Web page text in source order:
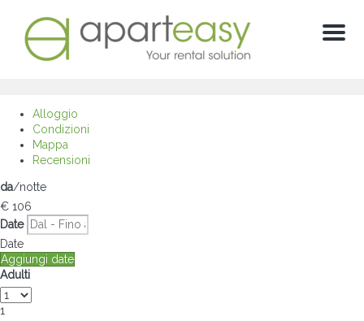
Menu
Alloggio
Condizioni
Mappa
Recensioni
da/notte
€ 106
Date
Date
Aggiungi date
Adulti
1